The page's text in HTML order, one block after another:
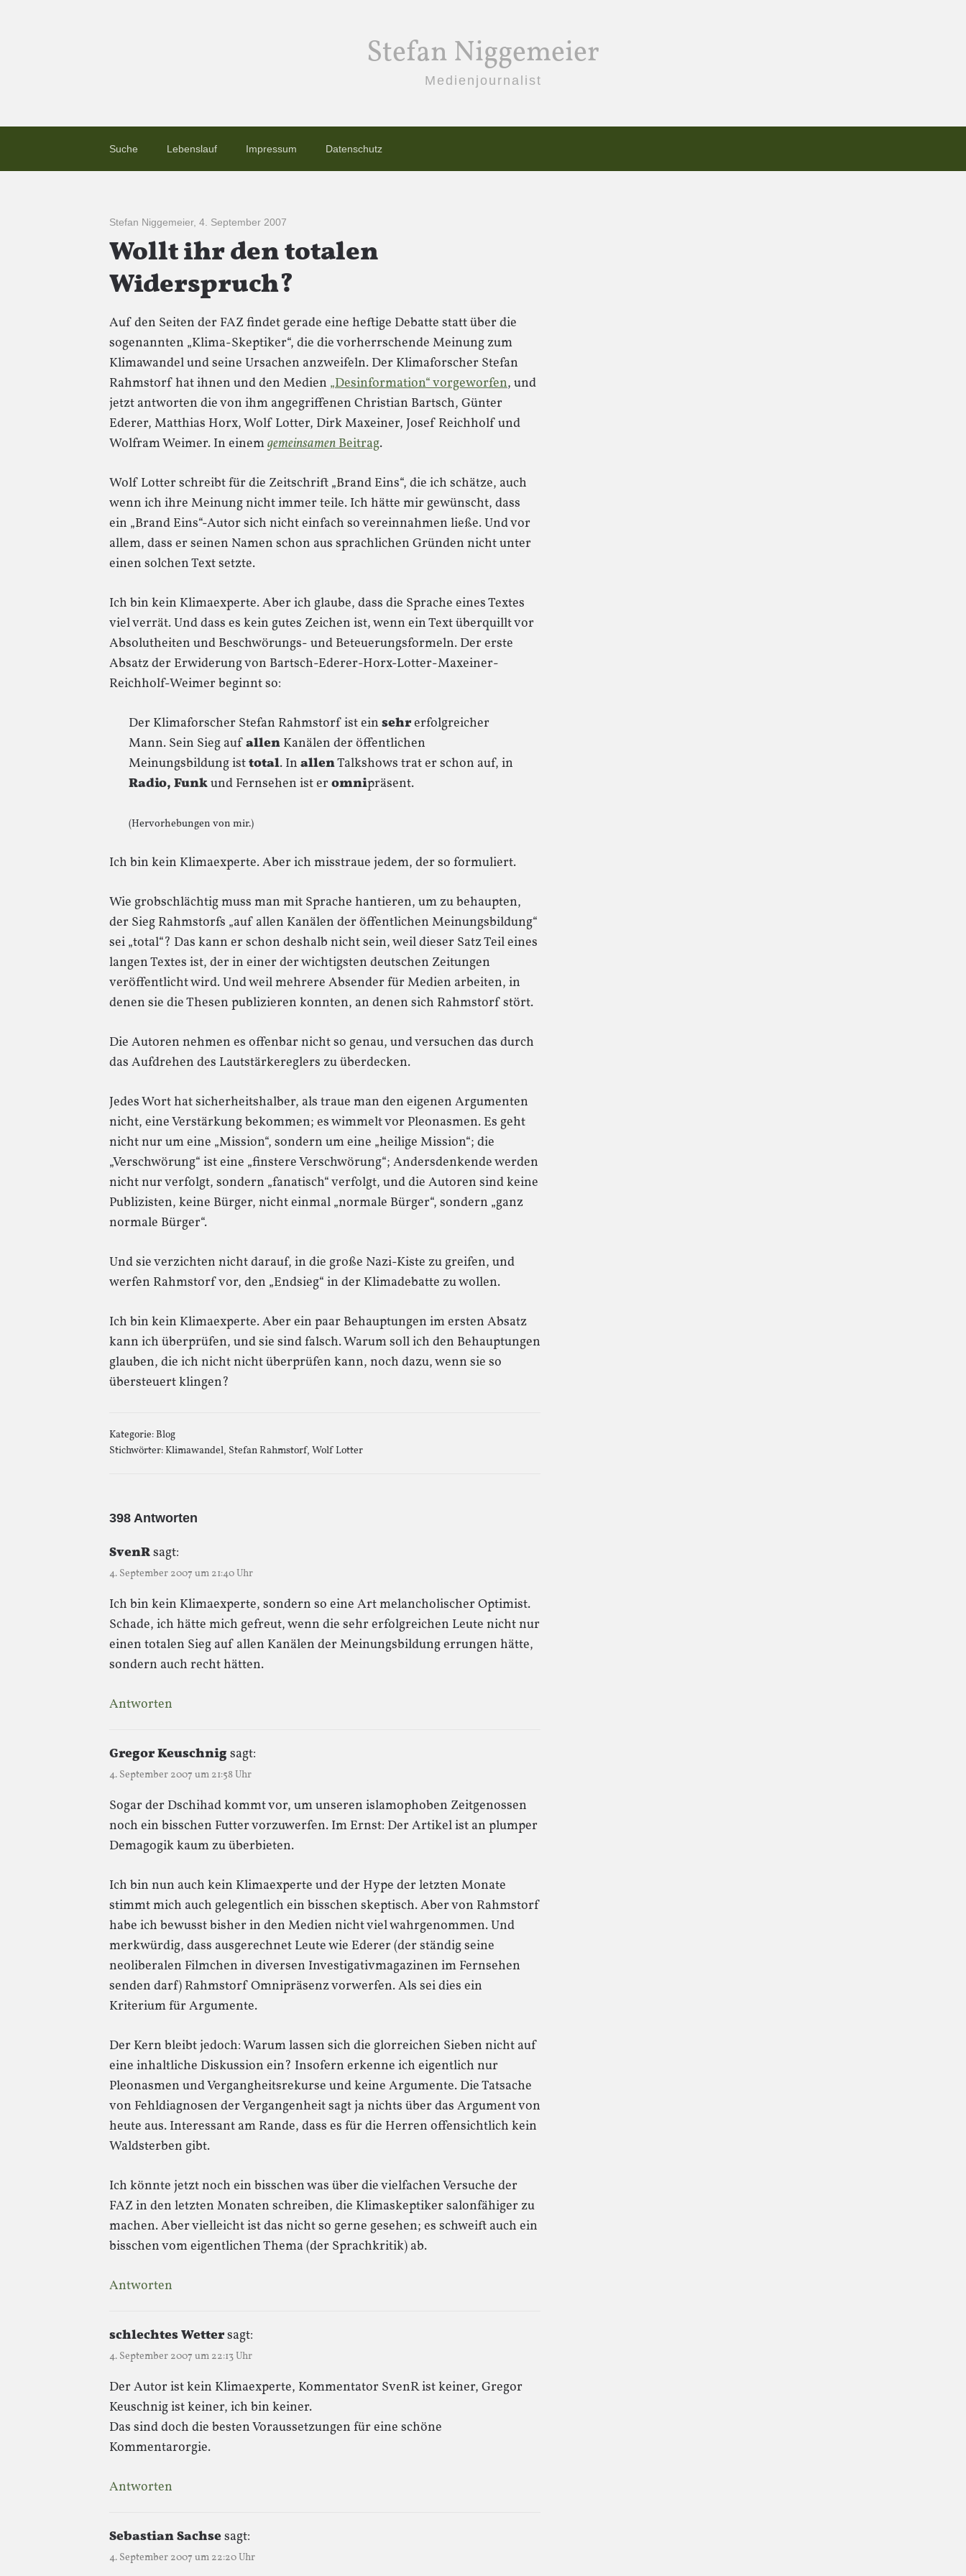
Stefan Niggemeier
Medienjournalist
Suche Lebenslauf Impressum Datenschutz
Stefan Niggemeier, 4. September 2007
Wollt ihr den totalen
Widerspruch?
Auf den Seiten der FAZ findet gerade eine heftige Debatte statt über die
sogenannten „Klima-Skeptiker“, die die vorherrschende Meinung zum
Klimawandel und seine Ursachen anzweifeln. Der Klimaforscher Stefan
Rahmstorf hat ihnen und den Medien „Desinformation“ vorgeworfen, und
jetzt antworten die von ihm angegriffenen Christian Bartsch, Günter
Ederer, Matthias Horx, Wolf Lotter, Dirk Maxeiner, Josef Reichholf und
Wolfram Weimer. In einemgemeinsamenBeitrag.
Wolf Lotter schreibt für die Zeitschrift „Brand Eins“, die ich schätze, auch
wenn ich ihre Meinung nicht immer teile. Ich hätte mir gewünscht, dass
ein „Brand Eins“-Autor sich nicht einfach so vereinnahmen ließe. Und vor
allem, dass er seinen Namen schon aus sprachlichen Gründen nicht unter
einen solchen Text setzte.
Ich bin kein Klimaexperte. Aber ich glaube, dass die Sprache eines Textes
viel verrät. Und dass es kein gutes Zeichen ist, wenn ein Text überquillt vor
Absolutheiten und Beschwörungs- und Beteuerungsformeln. Der erste
Absatz der Erwiderung von Bartsch-Ederer-Horx-Lotter-Maxeiner-
Reichholf-Weimer beginnt so:
Der Klimaforscher Stefan Rahmstorf ist ein sehrerfolgreicher
Mann. Sein Sieg aufallen Kanälen der öffentlichen
Meinungsbildung isttotal. In allenTalkshows trat er schon auf, in
Radio, Funkund Fernsehen ist er omnipräsent.
(Hervorhebungen von mir.)
Ich bin kein Klimaexperte. Aber ich misstraue jedem, der so formuliert.
Wie grobschlächtig muss man mit Sprache hantieren, um zu behaupten,
der Sieg Rahmstorfs „auf allen Kanälen der öffentlichen Meinungsbildung“
sei „total“? Das kann er schon deshalb nicht sein, weil dieser Satz Teil eines
langen Textes ist, der in einer der wichtigsten deutschen Zeitungen
veröffentlicht wird. Und weil mehrere Absender für Medien arbeiten, in
denen sie die Thesen publizieren konnten, an denen sich Rahmstorf stört.
Die Autoren nehmen es offenbar nicht so genau, und versuchen das durch
das Aufdrehen des Lautstärkereglers zu überdecken.
Jedes Wort hat sicherheitshalber, als traue man den eigenen Argumenten
nicht, eine Verstärkung bekommen; es wimmelt vor Pleonasmen. Es geht
nicht nur um eine „Mission“, sondern um eine „heilige Mission“; die
„Verschwörung“ ist eine „finstere Verschwörung“; Andersdenkende werden
nicht nur verfolgt, sondern „fanatisch“ verfolgt, und die Autoren sind keine
Publizisten, keine Bürger, nicht einmal „normale Bürger“, sondern „ganz
normale Bürger“.
Und sie verzichten nicht darauf, in die große Nazi-Kiste zu greifen, und
werfen Rahmstorf vor, den „Endsieg“ in der Klimadebatte zu wollen.
Ich bin kein Klimaexperte. Aber ein paar Behauptungen im ersten Absatz
kann ich überprüfen, und sie sind falsch. Warum soll ich den Behauptungen
glauben, die ich nicht nicht überprüfen kann, noch dazu, wenn sie so
übersteuert klingen?
Kategorie:Blog
Stichwörter:Klimawandel, Stefan Rahmstorf, Wolf Lotter
398 Antworten
SvenRsagt:
4. September 2007 um 21:40 Uhr
Ich bin kein Klimaexperte, sondern so eine Art melancholischer Optimist.
Schade, ich hätte mich gefreut, wenn die sehr erfolgreichen Leute nicht nur
einen totalen Sieg auf allen Kanälen der Meinungsbildung errungen hätte,
sondern auch recht hätten.
Antworten
Gregor Keuschnigsagt:
4. September 2007 um 21:58 Uhr
Sogar der Dschihad kommt vor, um unseren islamophoben Zeitgenossen
noch ein bisschen Futter vorzuwerfen. Im Ernst: Der Artikel ist an plumper
Demagogik kaum zu überbieten.
Ich bin nun auch kein Klimaexperte und der Hype der letzten Monate
stimmt mich auch gelegentlich ein bisschen skeptisch. Aber von Rahmstorf
habe ich bewusst bisher in den Medien nicht viel wahrgenommen. Und
merkwürdig, dass ausgerechnet Leute wie Ederer (der ständig seine
neoliberalen Filmchen in diversen Investigativmagazinen im Fernsehen
senden darf) Rahmstorf Omnipräsenz vorwerfen. Als sei dies ein
Kriterium für Argumente.
Der Kern bleibt jedoch: Warum lassen sich die glorreichen Sieben nicht auf
eine inhaltliche Diskussion ein? Insofern erkenne ich eigentlich nur
Pleonasmen und Vergangheitsrekurse und keine Argumente. Die Tatsache
von Fehldiagnosen der Vergangenheit sagt ja nichts über das Argument von
heute aus. Interessant am Rande, dass es für die Herren offensichtlich kein
Waldsterben gibt.
Ich könnte jetzt noch ein bisschen was über die vielfachen Versuche der
FAZ in den letzten Monaten schreiben, die Klimaskeptiker salonfähiger zu
machen. Aber vielleicht ist das nicht so gerne gesehen; es schweift auch ein
bisschen vom eigentlichen Thema (der Sprachkritik) ab.
Antworten
schlechtes Wettersagt:
4. September 2007 um 22:13 Uhr
Der Autor ist kein Klimaexperte, Kommentator SvenR ist keiner, Gregor
Keuschnig ist keiner, ich bin keiner.
Das sind doch die besten Voraussetzungen für eine schöne
Kommentarorgie.
Antworten
Sebastian Sachsesagt:
4. September 2007 um 22:20 Uhr